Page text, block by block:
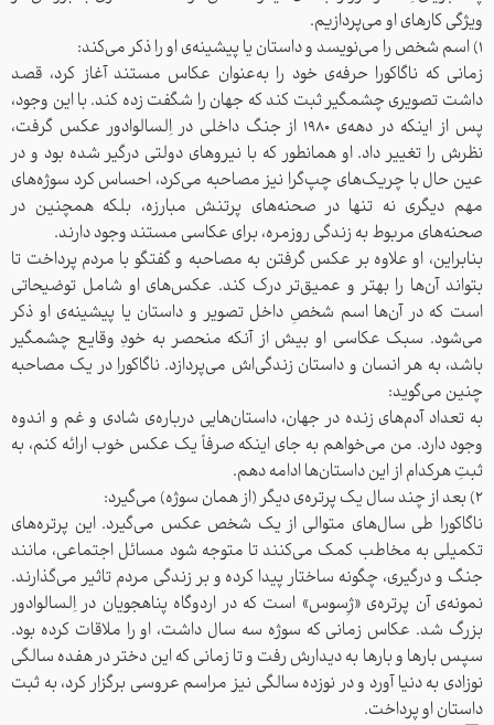
ویژگی کارهای او می‌پردازیم.
۱) اسم شخص را می‌نویسد و داستان یا پیشینه‌ی او را ذکر می‌کند:
زمانی که ناگاکورا حرفه‌ی خود را به‌عنوان عکاس مستند آغاز کرد، قصد
داشت تصویری چشمگیر ثبت کند که جهان را شگفت زده کند. با این وجود،
پس از اینکه در دهه‌ی ۱۹۸۰ از جنگ داخلی در اِلسالوادور عکس گرفت،
نظرش را تغییر داد. او همانطور که با نیروهای دولتی درگیر شده بود و در
عین حال با چریک‌های چپ‌گرا نیز مصاحبه می‌کرد، احساس کرد سوژه‌های
مهم دیگری نه تنها در صحنه‌های پرتنش مبارزه، بلکه همچنین در
صحنه‌های مربوط به زندگی روزمره، برای عکاسی مستند وجود دارند.
بنابراین، او علاوه بر عکس گرفتن به مصاحبه و گفتگو با مردم پرداخت تا
بتواند آن‌ها را بهتر و عمیق‌تر درک کند. عکس‌های او شامل توضیحاتی
است که در آن‌ها اسم شخصِ داخل تصویر و داستان یا پیشینه‌ی او ذکر
می‌شود. سبک عکاسی او بیش از آنکه منحصر به خودِ وقایع چشمگیر
باشد، به هر انسان و داستان زندگی‌اش می‌پردازد. ناگاکورا در یک مصاحبه
چنین می‌گوید:
به تعداد آدم‌های زنده در جهان، داستان‌هایی درباره‌ی شادی و غم و اندوه
وجود دارد. من می‌خواهم به جای اینکه صرفاً یک عکس خوب ارائه کنم، به
ثبتِ هرکدام از این داستان‌ها ادامه دهم.
۲) بعد از چند سال یک پرتره‌ی دیگر (از همان سوژه) می‌گیرد:
ناگاکورا طی سال‌های متوالی از یک شخص عکس می‌گیرد. این پرتره‌های
تکمیلی به مخاطب کمک می‌کنند تا متوجه شود مسائل اجتماعی، مانند
جنگ و درگیری، چگونه ساختار پیدا کرده و بر زندگی مردم تاثیر می‌گذارند.
نمونه‌ی آن پرتره‌ی «ژِسوس» است که در اردوگاه پناهجویان در اِلسالوادور
بزرگ شد. عکاس زمانی که سوژه سه سال داشت، او را ملاقات کرده بود.
سپس بارها و بارها به دیدارش رفت و تا زمانی که این دختر در هفده سالگی
نوزادی به دنیا آورد و در نوزده سالگی نیز مراسم عروسی برگزار کرد، به ثبت
داستان او پرداخت.